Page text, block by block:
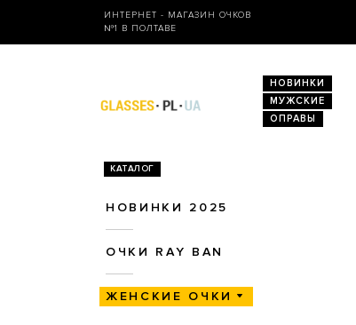
ИНТЕРНЕТ - МАГАЗИН ОЧКОВ
№1 В ПОЛТАВЕ
НОВИНКИ
МУЖСКИЕ
ОПРАВЫ
КАТАЛОГ
НОВИНКИ 2025
ОЧКИ RAY BAN
ЖЕНСКИЕ ОЧКИ